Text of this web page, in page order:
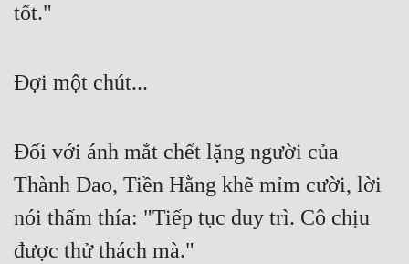
Sủng
Tiên Hiệp
Trinh Thám
tốt."
Đợi một chút...
Đối với ánh mắt chết lặng người của
Thành Dao, Tiền Hằng khẽ mỉm cười, lời
nói thấm thía: "Tiếp tục duy trì. Cô chịu
được thử thách mà."